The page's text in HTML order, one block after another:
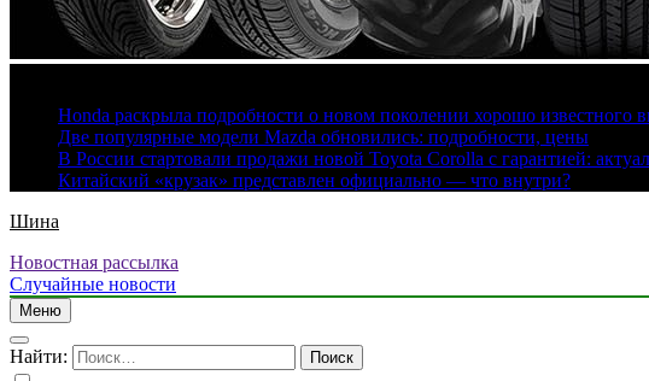
Honda раскрыла подробности о новом поколении хорошо известного
Две популярные модели Mazda обновились: подробности, цены
В России стартовали продажи новой Toyota Corolla с гарантией:
Китайский «крузак» представлен официально — что внутри?
Шина
Новостная рассылка
Случайные новости
Меню
Найти: